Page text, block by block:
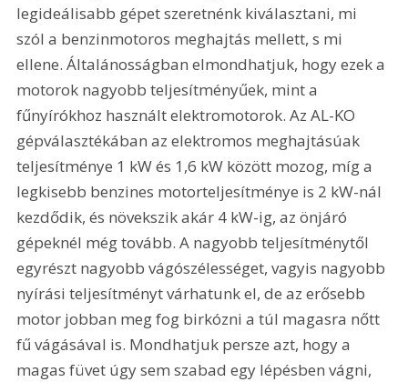
legideálisabb gépet szeretnénk kiválasztani, mi
szól a benzinmotoros meghajtás mellett, s mi
ellene. Általánosságban elmondhatjuk, hogy ezek a
motorok nagyobb teljesítményűek, mint a
fűnyírókhoz használt elektromotorok. Az AL-KO
gépválasztékában az elektromos meghajtásúak
teljesítménye 1 kW és 1,6 kW között mozog, míg a
legkisebb benzines motorteljesítménye is 2 kW-nál
kezdődik, és növekszik akár 4 kW-ig, az önjáró
gépeknél még tovább. A nagyobb teljesítménytől
egyrészt nagyobb vágószélességet, vagyis nagyobb
nyírási teljesítményt várhatunk el, de az erősebb
motor jobban meg fog birkózni a túl magasra nőtt
fű vágásával is. Mondhatjuk persze azt, hogy a
magas füvet úgy sem szabad egy lépésben vágni,